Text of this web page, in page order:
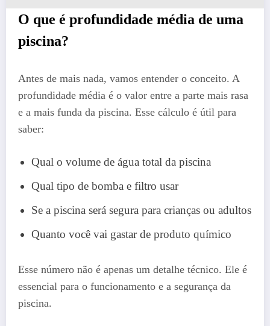
O que é profundidade média de uma
piscina?
Antes de mais nada, vamos entender o conceito. A
profundidade média é o valor entre a parte mais rasa
e a mais funda da piscina. Esse cálculo é útil para
saber:
Qual o volume de água total da piscina
Qual tipo de bomba e filtro usar
Se a piscina será segura para crianças ou adultos
Quanto você vai gastar de produto químico
Esse número não é apenas um detalhe técnico. Ele é
essencial para o funcionamento e a segurança da
piscina.